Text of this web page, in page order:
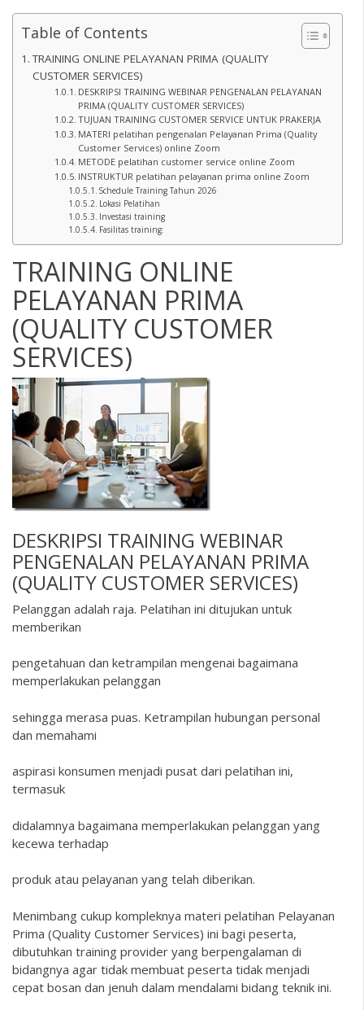
Table of Contents
TRAINING ONLINE PELAYANAN PRIMA (QUALITY
CUSTOMER SERVICES)
DESKRIPSI TRAINING WEBINAR PENGENALAN PELAYANAN
PRIMA (QUALITY CUSTOMER SERVICES)
TUJUAN TRAINING CUSTOMER SERVICE UNTUK PRAKERJA
MATERI pelatihan pengenalan Pelayanan Prima (Quality
Customer Services) online Zoom
METODE pelatihan customer service online Zoom
INSTRUKTUR pelatihan pelayanan prima online Zoom
Schedule Training Tahun 2026
Lokasi Pelatihan
Investasi training
Fasilitas training:
TRAINING ONLINE
PELAYANAN PRIMA
(QUALITY CUSTOMER
SERVICES)
DESKRIPSI TRAINING WEBINAR
PENGENALAN PELAYANAN PRIMA
(QUALITY CUSTOMER SERVICES)
Pelanggan adalah raja. Pelatihan ini ditujukan untuk
memberikan
pengetahuan dan ketrampilan mengenai bagaimana
memperlakukan pelanggan
sehingga merasa puas. Ketrampilan hubungan personal
dan memahami
aspirasi konsumen menjadi pusat dari pelatihan ini,
termasuk
didalamnya bagaimana memperlakukan pelanggan yang
kecewa terhadap
produk atau pelayanan yang telah diberikan.
Menimbang cukup kompleknya materi pelatihan Pelayanan
Prima (Quality Customer Services) ini bagi peserta,
dibutuhkan training provider yang berpengalaman di
bidangnya agar tidak membuat peserta tidak menjadi
cepat bosan dan jenuh dalam mendalami bidang teknik ini.